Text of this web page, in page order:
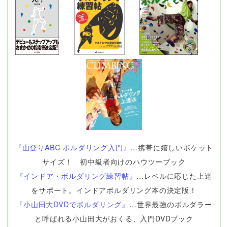
『山登りABC ボルダリング入門』 …携帯に嬉しいポケット
サイズ！ 初中級者向けのハウツーブック
『インドア・ボルダリング練習帖』 …レベルに応じた上達
をサポート。インドアボルダリング本の決定版！
『小山田大DVDでボルダリング』 …世界最強のボルダラー
と呼ばれる小山田大がおくる、入門DVDブック